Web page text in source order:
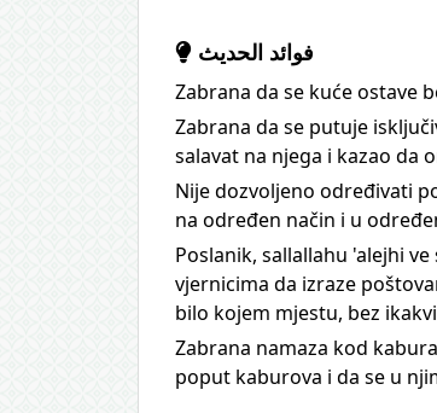
فوائد الحديث
Zabrana da se kuće ostave
Zabrana da se putuje
salavat na njega i kazao da
Nije dozvoljeno određivati
na određen način i u
Poslanik, sallallahu 'alejhi
vjernicima da izraze
bilo kojem mjestu, bez
Zabrana namaza kod
poput kaburova i da se u